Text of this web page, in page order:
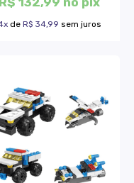
de R$ 34,99 sem juros